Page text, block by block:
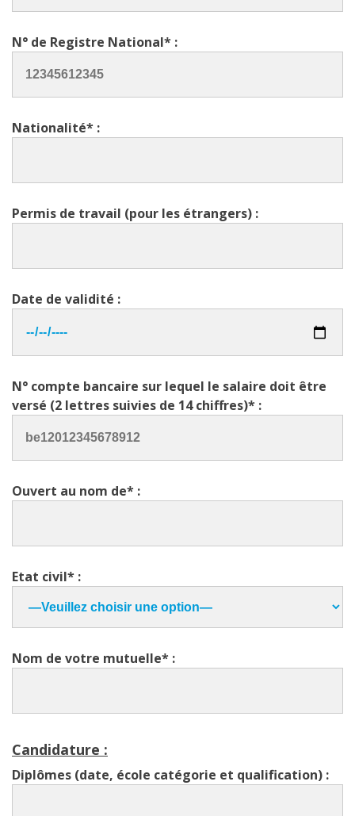
N° de Registre National* :
Nationalité* :
Permis de travail (pour les étrangers) :
Date de validité :
N° compte bancaire sur lequel le salaire doit être
versé (2 lettres suivies de 14 chiffres)* :
Ouvert au nom de* :
Etat civil* :
Nom de votre mutuelle* :
Candidature :
Diplômes (date, école catégorie et qualification) :